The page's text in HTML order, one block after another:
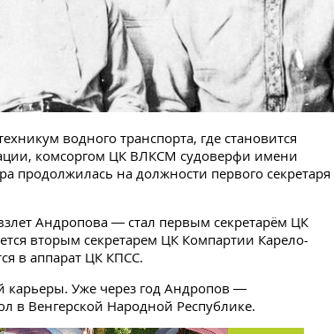
водного транспорта, где становится
комсоргом ЦК ВЛКСМ судоверфи имени
продолжилась на должности первого секретаря
Андропова — стал первым секретарём ЦК
вторым секретарем ЦК Компартии Карело-
в аппарат ЦК КПСС.
карьеры. Уже через год Андропов —
Венгерской Народной Республике.